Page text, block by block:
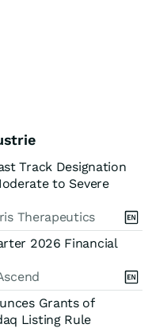
Track Designation
to Severe
Therapeutics
2026 Financial
Grants of
Listing Rule